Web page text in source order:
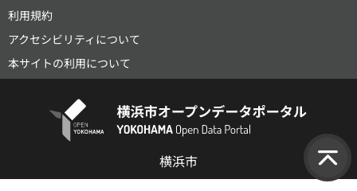
利用規約
アクセシビリティについて
本サイトの利用について
横浜市